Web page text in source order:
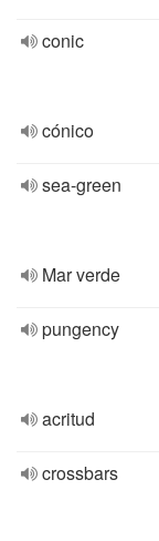
conic
cónico
sea-green
Mar verde
pungency
acritud
crossbars